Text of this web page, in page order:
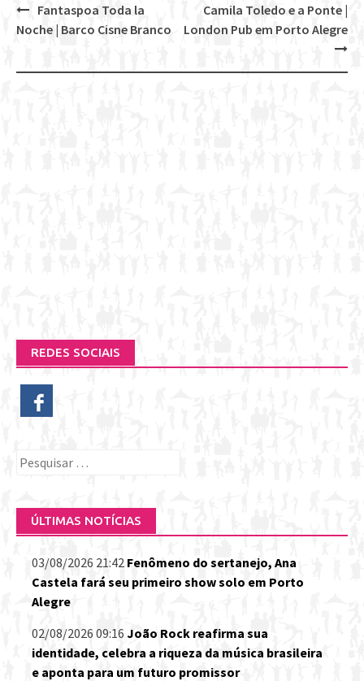
Post
Camila Toledo e a Ponte |
London Pub em Porto Alegre
Fantaspoa Toda la
Noche | Barco Cisne Branco
REDES SOCIAIS
Pesquisar
ÚLTIMAS NOTÍCIAS
03/08/2026 21:42 Fenômeno do sertanejo, Ana
Castela fará seu primeiro show solo em Porto
Alegre
02/08/2026 09:16 João Rock reafirma sua
identidade, celebra a riqueza da música brasileira
e aponta para um futuro promissor